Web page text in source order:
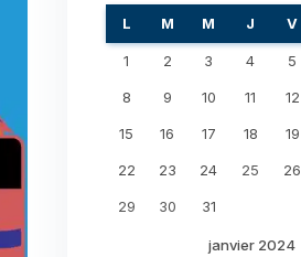
janvier 2024
L M M J V
1 2 3 4 5
8 9 10 11 12
15 16 17 18 19
22 23 24 25 26
29 30 31